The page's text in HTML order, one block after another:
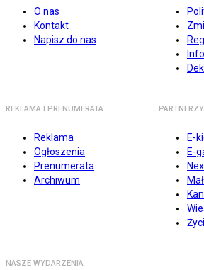
O nas
Kontakt
Napisz do nas
REKLAMA I PRENUMERATA
Reklama
Ogłoszenia
Prenumerata
Archiwum
PARTNERZY
E-
E-
NASZE WYDARZENIA